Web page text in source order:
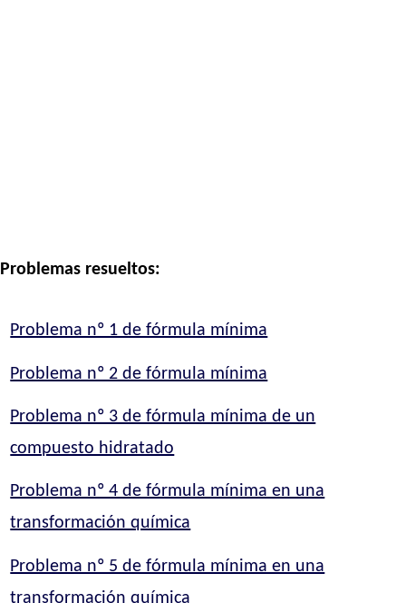
Problemas resueltos:
Problema nº 1 de fórmula mínima
Problema nº 2 de fórmula mínima
Problema nº 3 de fórmula mínima de un
compuesto hidratado
Problema nº 4 de fórmula mínima en una
transformación química
Problema nº 5 de fórmula mínima en una
transformación química